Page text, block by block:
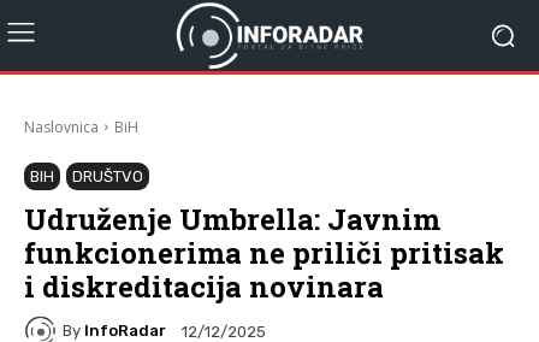
Naslovnica BiH
BIH DRUŠTVO
Udruženje Umbrella: Javnim
funkcionerima ne priliči pritisak
i diskreditacija novinara
By InfoRadar 12/12/2025